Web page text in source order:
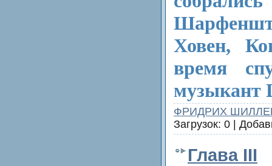
Ховен,
время
музыкант
ФРИДРИХ
Загрузок: 0 |
Глава III